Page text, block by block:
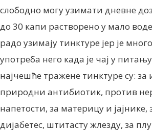
слободно могу узимати дневне
до 30 капи растворено у мало
радо узимају тинктуре јер је
употреба него када је чај у
најчешће тражене тинктуре су: за
природни антибиотик, против
напетости, за материцу и јајнике,
дијабетес, штитасту жлезду, за